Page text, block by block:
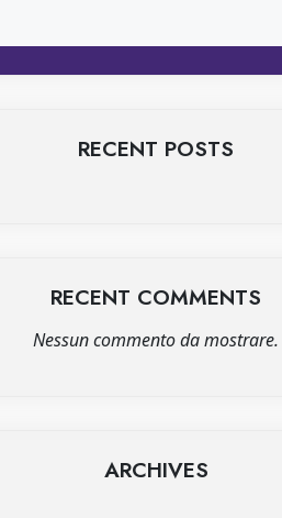
RECENT POSTS
RECENT COMMENTS
Nessun commento da mostrare.
ARCHIVES